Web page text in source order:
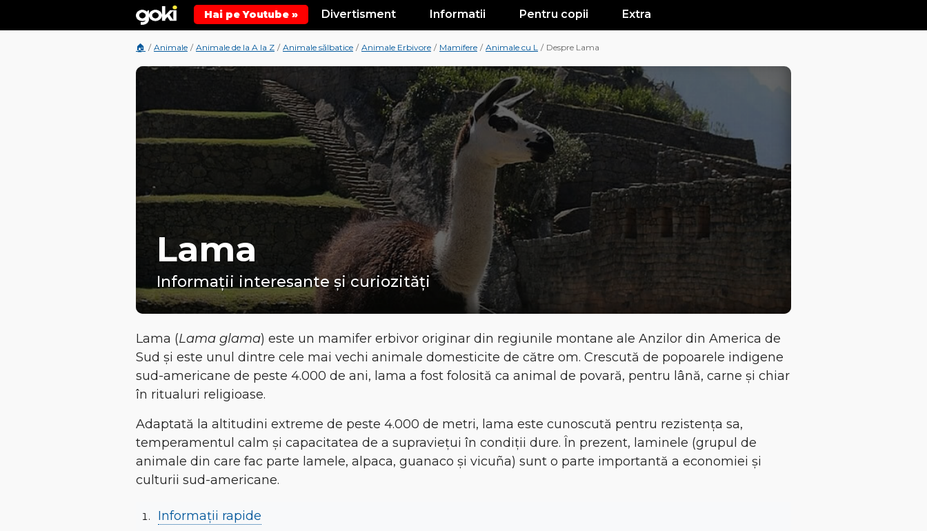
Hai pe Youtube » Divertisment Informatii Pentru copii Extra
🏠 / Animale / Animale de la A la Z / Animale sălbatice / Animale Erbivore / Mamifere / Animale cu L / Despre Lama
Lama
Informații interesante și curiozități
Lama (Lama glama) este un mamifer erbivor originar din regiunile montane ale Anzilor din America de
Sud și este unul dintre cele mai vechi animale domesticite de către om. Crescută de popoarele indigene
sud-americane de peste 4.000 de ani, lama a fost folosită ca animal de povară, pentru lână, carne și chiar
în ritualuri religioase.
Adaptată la altitudini extreme de peste 4.000 de metri, lama este cunoscută pentru rezistența sa,
temperamentul calm și capacitatea de a supraviețui în condiții dure. În prezent, laminele (grupul de
animale din care fac parte lamele, alpaca, guanaco și vicuña) sunt o parte importantă a economiei și
culturii sud-americane.
Informații rapide